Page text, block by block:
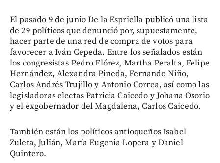
El pasado 9 de junio De la Espriella publicó una lista
de 29 políticos que denunció por, supuestamente,
hacer parte de una red de compra de votos para
favorecer a Iván Cepeda. Entre los señalados están
los congresistas Pedro Flórez, Martha Peralta, Felipe
Hernández, Alexandra Pineda, Fernando Niño,
Carlos Andrés Trujillo y Antonio Correa, así como las
legisladoras electas Patricia Caicedo y Johana Osorio
y el exgobernador del Magdalena, Carlos Caicedo.
También están los políticos antioqueños Isabel
Zuleta, Julián, María Eugenia Lopera y Daniel
Quintero.